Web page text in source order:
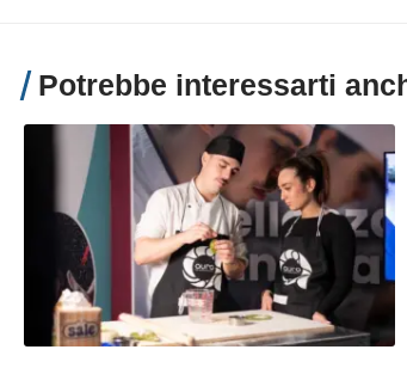
Potrebbe interessarti